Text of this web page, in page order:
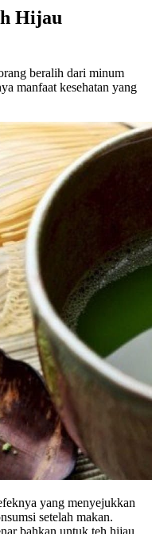
Hijau
beralih dari minum
manfaat kesehatan yang
yang menyejukkan
setelah makan.